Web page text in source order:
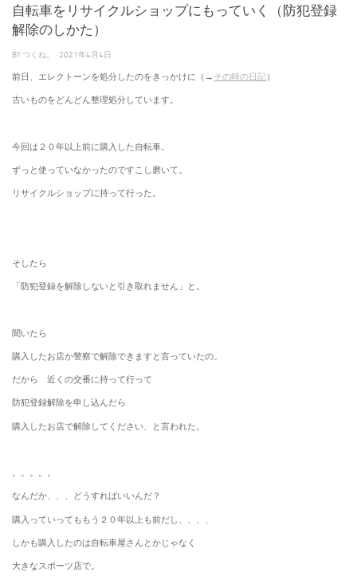
自転車をリサイクルショップにもっていく（防犯登録
解除のしかた）
BYつくね。 · 2021年4月4日
前日、エレクトーンを処分したのをきっかけに（→ その時の日記）
古いものをどんどん整理処分しています。
今回は２０年以上前に購入した自転車。
ずっと使っていなかったのですこし磨いて。
リサイクルショップに持って行った。
そしたら
「防犯登録を解除しないと引き取れません」と。
聞いたら
購入したお店か警察で解除できますと言っていたの。
だから 近くの交番に持って行って
防犯登録解除を申し込んだら
購入したお店で解除してください、と言われた。
。。。。。
なんだか、、、どうすればいいんだ？
購入っていってももう２０年以上も前だし、、、、
しかも購入したのは自転車屋さんとかじゃなく
大きなスポーツ店で。